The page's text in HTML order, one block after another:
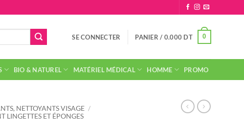
SE CONNECTER PANIER / 0.000 DT 0
BIO & NATUREL MATÉRIEL MÉDICAL HOMME PROMO
NETTOYANTS VISAGE /
LINGETTES ET ÉPONGES